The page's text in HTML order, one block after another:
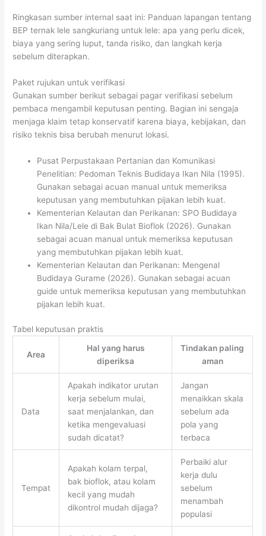
Ringkasan sumber internal saat ini: Panduan lapangan tentang
BEP ternak lele sangkuriang untuk lele: apa yang perlu dicek,
biaya yang sering luput, tanda risiko, dan langkah kerja
sebelum diterapkan.
Paket rujukan untuk verifikasi
Gunakan sumber berikut sebagai pagar verifikasi sebelum
pembaca mengambil keputusan penting. Bagian ini sengaja
menjaga klaim tetap konservatif karena biaya, kebijakan, dan
risiko teknis bisa berubah menurut lokasi.
Pusat Perpustakaan Pertanian dan Komunikasi
Penelitian: Pedoman Teknis Budidaya Ikan Nila (1995).
Gunakan sebagai acuan manual untuk memeriksa
keputusan yang membutuhkan pijakan lebih kuat.
Kementerian Kelautan dan Perikanan: SPO Budidaya
Ikan Nila/Lele di Bak Bulat Bioflok (2026). Gunakan
sebagai acuan manual untuk memeriksa keputusan
yang membutuhkan pijakan lebih kuat.
Kementerian Kelautan dan Perikanan: Mengenal
Budidaya Gurame (2026). Gunakan sebagai acuan
guide untuk memeriksa keputusan yang membutuhkan
pijakan lebih kuat.
Tabel keputusan praktis
Area
Hal yang harus
diperiksa
Tindakan paling
aman
Data
Apakah indikator urutan
kerja sebelum mulai,
saat menjalankan, dan
ketika mengevaluasi
sudah dicatat?
Jangan
menaikkan skala
sebelum ada
pola yang
terbaca
Tempat
Apakah kolam terpal,
bak bioflok, atau kolam
kecil yang mudah
dikontrol mudah dijaga?
Perbaiki alur
kerja dulu
sebelum
menambah
populasi